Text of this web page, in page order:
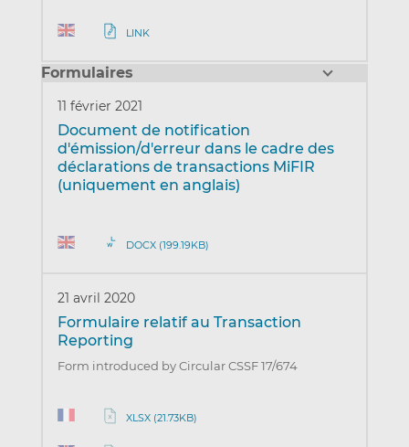
LINK
Formulaires
11 février 2021
Document de notification
d'émission/d'erreur dans le cadre des
déclarations de transactions MiFIR
(uniquement en anglais)
DOCX (199.19KB)
21 avril 2020
Formulaire relatif au Transaction
Reporting
Form introduced by Circular CSSF 17/674
XLSX (21.73KB)